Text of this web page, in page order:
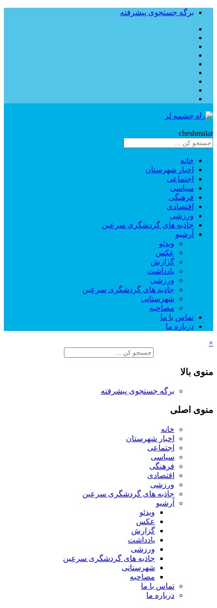
برگه جستجوی پیشرفته
cheshmalar
خانه
اخبار شهرستان
اجتماعی
سیاسی
فرهنگی
اقتصادی
ورزشی
جاذبه های گردشگری سرعین
آرشیو
ویدئو
عکس
گزارش
یادداشت
ورزشی
جاذبه های گردشگری سرعین
شهرستانی
مصاحبه
تماس با ما
درباره ما
×
منوی بالا
برگه جستجوی پیشرفته
منوی اصلی
خانه
اخبار شهرستان
اجتماعی
سیاسی
فرهنگی
اقتصادی
ورزشی
جاذبه های گردشگری سرعین
آرشیو
ویدئو
عکس
گزارش
یادداشت
ورزشی
جاذبه های گردشگری سرعین
شهرستانی
مصاحبه
تماس با ما
درباره ما